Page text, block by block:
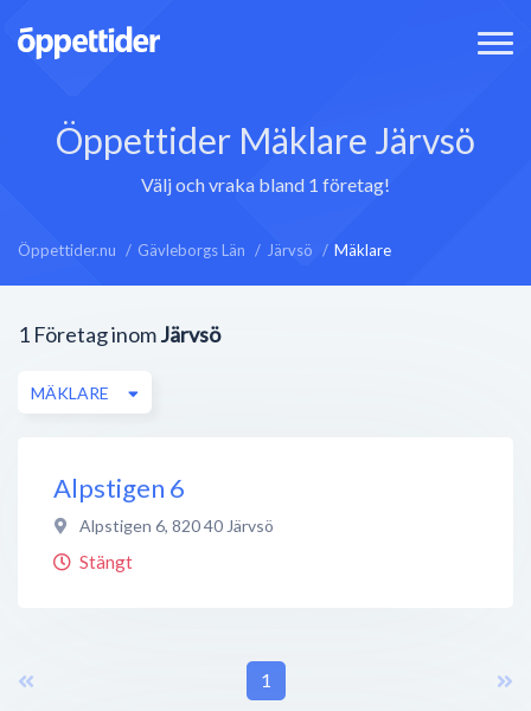
Öppettider Mäklare Järvsö
Välj och vraka bland 1 företag!
Öppettider.nu Gävleborgs Län Järvsö Mäklare
1 Företag inomJärvsö
MÄKLARE
Alpstigen 6
Alpstigen 6, 820 40 Järvsö
Stängt
1